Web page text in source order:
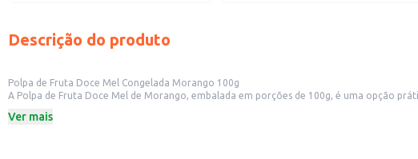
Descrição do produto
Polpa de Fruta Doce Mel Congelada Morango 100g
A Polpa de Fruta Doce Mel de Morango, embalada em porções de 100g, é uma opção
Dicas de Uso:
Ver mais